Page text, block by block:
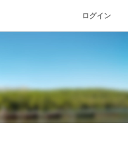
ログイン